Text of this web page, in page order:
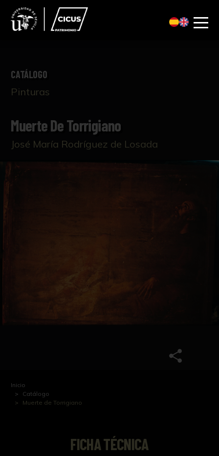
CATÁLOGO
Pinturas
Muerte De Torrigiano
José María Rodríguez de Losada
Inicio
Catálogo
Muerte de Torrigiano
FICHA TÉCNICA